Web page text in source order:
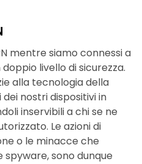
mentre siamo connessi a
livello di sicurezza.
alla tecnologia della
nostri dispositivi in
inservibili a chi se ne
Le azioni di
o le minacce che
spyware, sono dunque